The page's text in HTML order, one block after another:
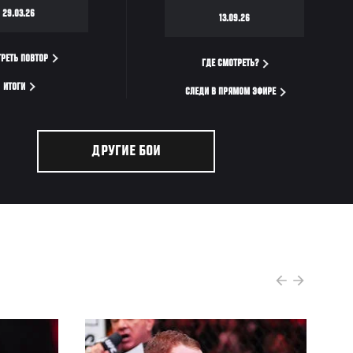
29.03.26
ПОВТОР
ИТОГИ
13.09.26
ГДЕ СМОТРЕТЬ?
СЛЕДИ В ПРЯМОМ ЭФИРЕ
ДРУГИЕ БОИ